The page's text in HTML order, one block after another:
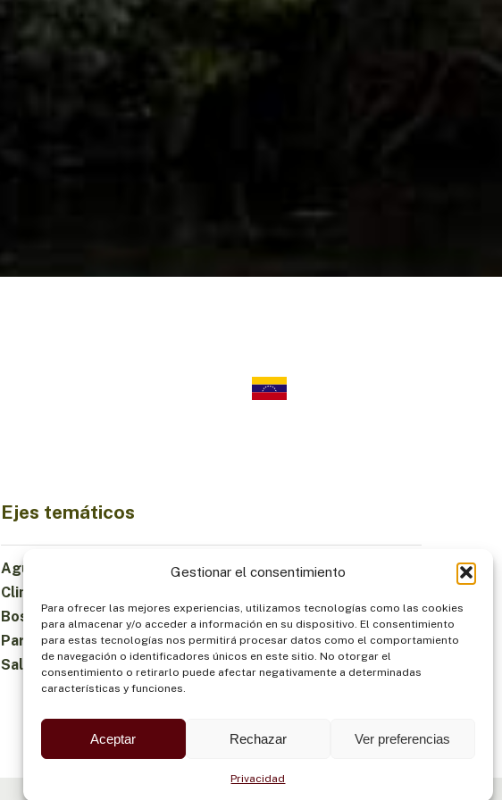
Gestionar el consentimiento
Para ofrecer las mejores experiencias, utilizamos tecnologías como las cookies
para almacenar y/o acceder a información en su dispositivo. El consentimiento
para estas tecnologías nos permitirá procesar datos como el comportamiento
de navegación o identificadores únicos en este sitio. No otorgar el
consentimiento o retirarlo puede afectar negativamente a determinadas
características y funciones.
Aceptar Rechazar Ver preferencias
Privacidad
Ejes temáticos
Agua
Ciencia e Innovación
Clima
Bosques y Biodiversidad
Institucionalidad
Participación
Pueblos Indígenas
Salud y Alimentación
Seguridad